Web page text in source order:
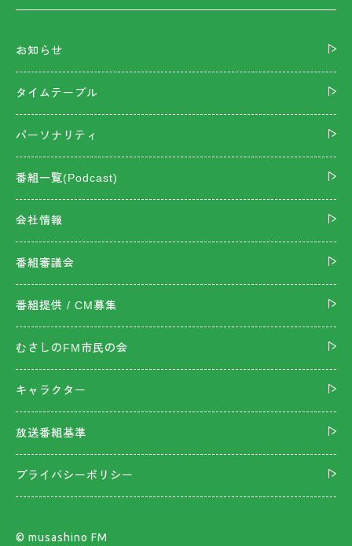
お知らせ
タイムテーブル
パーソナリティ
番組一覧(Podcast)
会社情報
番組審議会
番組提供 / CM募集
むさしのFM市民の会
キャラクター
放送番組基準
プライバシーポリシー
©︎ musashino FM